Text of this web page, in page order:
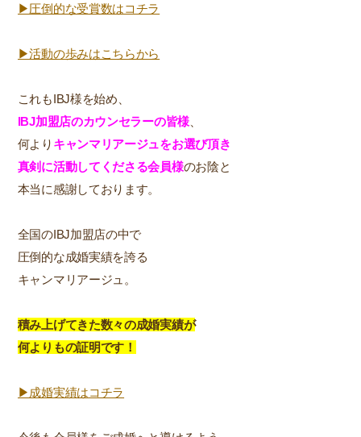
▶圧倒的な受賞数はコチラ
▶活動の歩みはこちらから
これもIBJ様を始め、
IBJ加盟店のカウンセラーの皆様、
何より キャンマリアージュをお選び頂き
真剣に活動してくださる会員様のお陰と
本当に感謝しております。
全国のIBJ加盟店の中で
圧倒的な成婚実績を誇る
キャンマリアージュ。
積み上げてきた数々の成婚実績が
何よりもの証明です！
▶成婚実績はコチラ